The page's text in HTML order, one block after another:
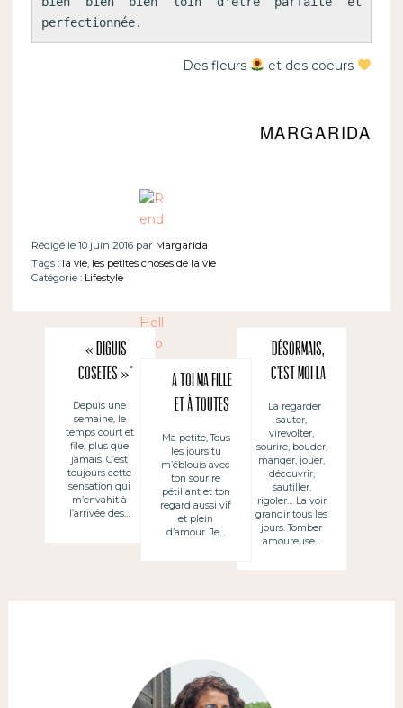
perfectionnée.
Des fleurs et des coeurs
MARGARIDA
Rédigé le 10 juin 2016 par Margarida
Tags : la vie, les petites choses de la vie
Catégorie : Lifestyle
« Diguis
cosetes »*
Depuis une
semaine, le
temps court et
file, plus que
jamais. C’est
toujours cette
sensation qui
m’envahit à
l’arrivée des…
A toi ma fille
et à toutes
les filles de
toutes les
mamans !
Ma petite, Tous
les jours tu
m’éblouis avec
ton sourire
pétillant et ton
regard aussi vif
et plein
d’amour. Je…
Désormais,
c’est moi la
maman
La regarder
sauter,
virevolter,
sourire, bouder,
manger, jouer,
découvrir,
sautiller,
rigoler… La voir
grandir tous les
jours. Tomber
amoureuse…